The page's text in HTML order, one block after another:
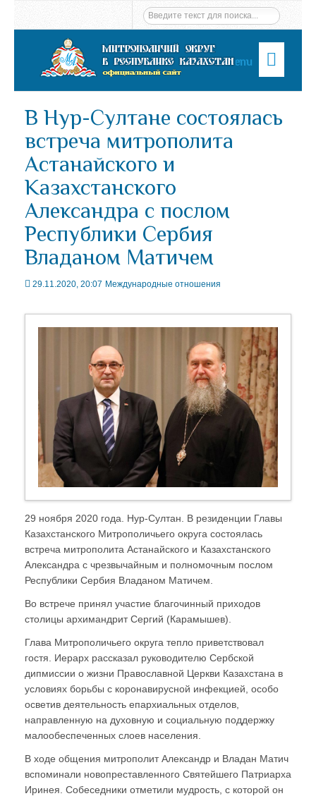
Menu
В Нур-Султане состоялась
встреча митрополита
Астанайского и
Казахстанского
Александра с послом
Республики Сербия
Владаном Матичем
29.11.2020, 20:07 Международные отношения
29 ноября 2020 года. Нур-Султан. В резиденции Главы
Казахстанского Митрополичьего округа состоялась
встреча митрополита Астанайского и Казахстанского
Александра с чрезвычайным и полномочным послом
Республики Сербия Владаном Матичем.
Во встрече принял участие благочинный приходов
столицы архимандрит Сергий (Карамышев).
Глава Митрополичьего округа тепло приветствовал
гостя. Иерарх рассказал руководителю Сербской
дипмиссии о жизни Православной Церкви Казахстана в
условиях борьбы с коронавирусной инфекцией, особо
осветив деятельность епархиальных отделов,
направленную на духовную и социальную поддержку
малообеспеченных слоев населения.
В ходе общения митрополит Александр и Владан Матич
вспоминали новопреставленного Святейшего Патриарха
Иринея. Собеседники отметили мудрость, с которой он